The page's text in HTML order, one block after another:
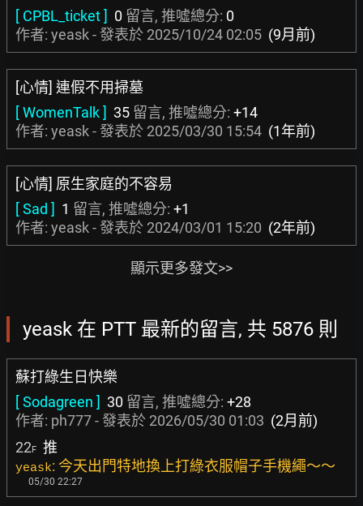
[ CPBL_ticket ] 0 留言, 推噓總分: 0
作者: yeask - 發表於 2025/10/24 02:05 (9月前)
[心情] 連假不用掃墓
[ WomenTalk ] 35 留言, 推噓總分: +14
作者: yeask - 發表於 2025/03/30 15:54 (1年前)
[心情] 原生家庭的不容易
[ Sad ] 1 留言, 推噓總分: +1
作者: yeask - 發表於 2024/03/01 15:20 (2年前)
顯示更多發文>>
yeask 在 PTT 最新的留言, 共 5876 則
蘇打綠生日快樂
[ Sodagreen ] 30 留言, 推噓總分: +28
作者: ph777- 發表於 2026/05/30 01:03 (2月前)
22F 推
yeask: 今天出門特地換上打綠衣服帽子手機繩～～
05/30 22:27